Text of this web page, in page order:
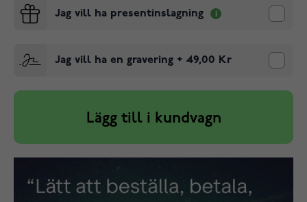
Jag vill ha presentinslagning
Jag vill ha en gravering + 49,00 Kr
Lägg till i kundvagn